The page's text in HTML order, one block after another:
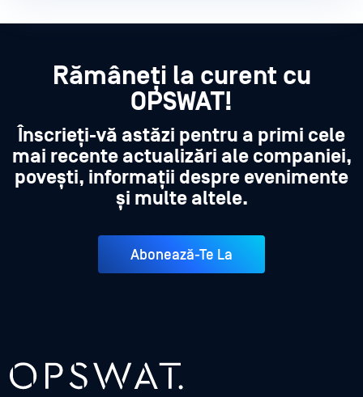
Rămâneți la curent cu
OPSWAT!
Înscrieți-vă astăzi pentru a primi cele
mai recente actualizări ale companiei,
povești, informații despre evenimente
și multe altele.
Abonează-Te La